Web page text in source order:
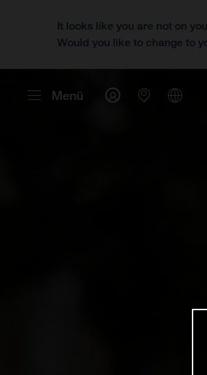
It looks like you are not on
Would you like to change to
Menü